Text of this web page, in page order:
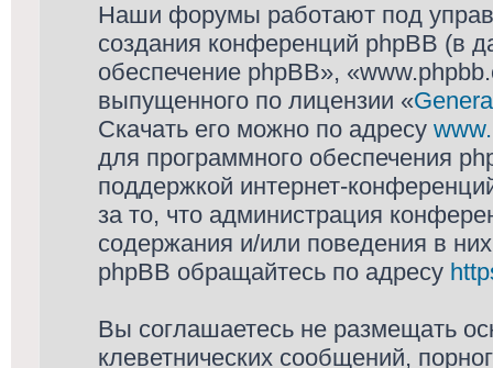
Наши форумы работают под
создания конференций phpBB (в
обеспечение phpBB»,
выпущенного по лицензии «
Скачать его можно по адресу
для программного обеспечения
поддержкой интернет-
за то, что администрация
содержания и/или поведения в
phpBB обращайтесь по адресу
Вы соглашаетесь не размещать
клеветнических сообщений,